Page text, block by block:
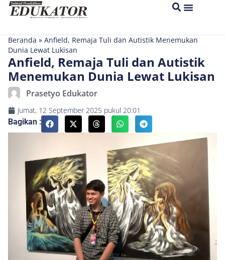
Beranda » Anfield, Remaja Tuli dan Autistik Menemukan
Dunia Lewat Lukisan
Anfield, Remaja Tuli dan Autistik
Menemukan Dunia Lewat Lukisan
Prasetyo Edukator
Jumat, 12 September 2025 pukul 20:01
Bagikan :